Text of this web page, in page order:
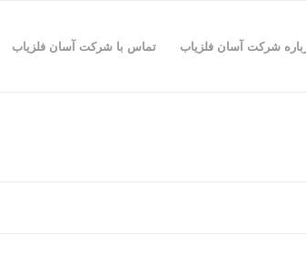
شرکت آسان فلزیاب تماس با شرکت آسان فلزیاب